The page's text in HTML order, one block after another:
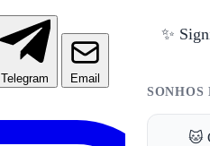
✨
SONHOS
🐱
Telegram Email